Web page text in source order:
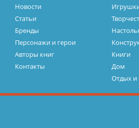
Новости
Статьи
Бренды
Персонажи и герои
Авторы книг
Контакты
Книги
Дом
Отдых и